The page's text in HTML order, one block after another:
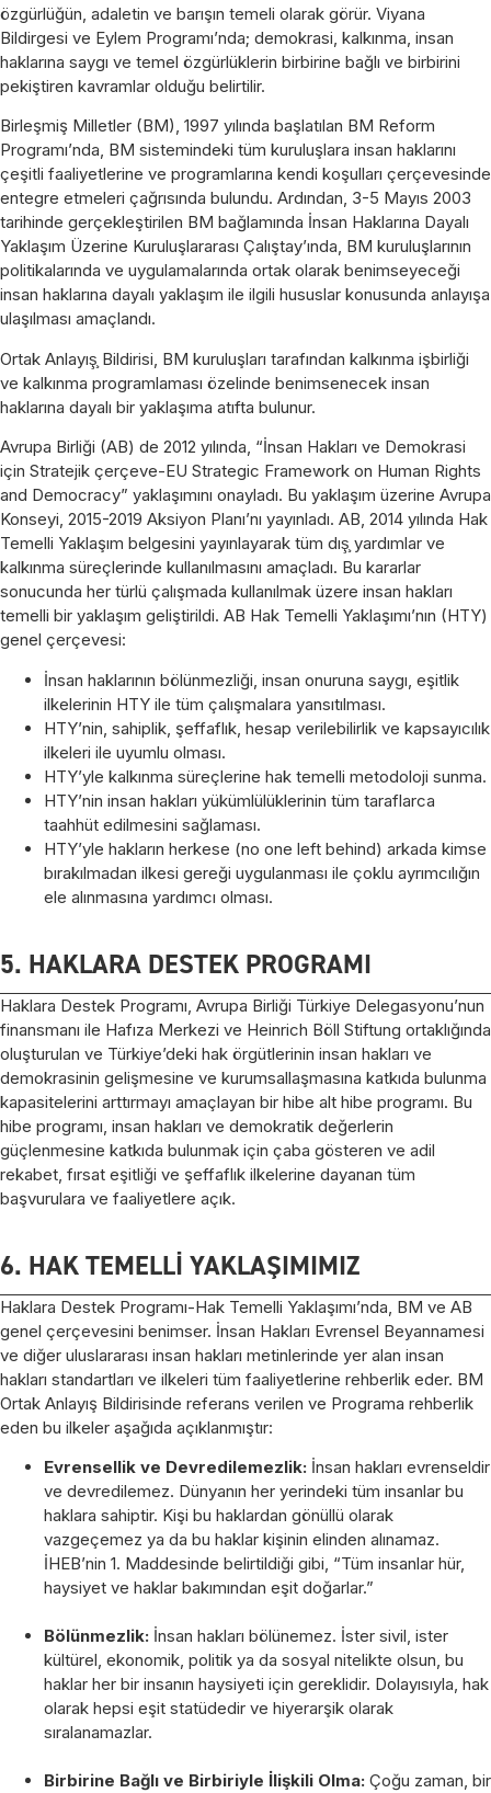
özgürlüğün, adaletin ve barışın temeli olarak görür. Viyana
Bildirgesi ve Eylem Programı’nda; demokrasi, kalkınma, insan
haklarına saygı ve temel özgürlüklerin birbirine bağlı ve birbirini
pekiştiren kavramlar olduğu belirtilir.
Birleşmiş Milletler (BM), 1997 yılında başlatılan BM Reform
Programı’nda, BM sistemindeki tüm kuruluşlara insan haklarını
çeşitli faaliyetlerine ve programlarına kendi koşulları çerçevesinde
entegre etmeleri çağrısında bulundu. Ardından, 3-5 Mayıs 2003
tarihinde gerçekleştirilen BM bağlamında İnsan Haklarına Dayalı
Yaklaşım Üzerine Kuruluşlararası Çalıştay’ında, BM kuruluşlarının
politikalarında ve uygulamalarında ortak olarak benimseyeceği
insan haklarına dayalı yaklaşım ile ilgili hususlar konusunda anlayışa
ulaşılması amaçlandı.
Ortak Anlayış̧ Bildirisi, BM kuruluşları tarafından kalkınma işbirliği
ve kalkınma programlaması özelinde benimsenecek insan
haklarına dayalı bir yaklaşıma atıfta bulunur.
Avrupa Birliği (AB) de 2012 yılında, “İnsan Hakları ve Demokrasi
için Stratejik çerçeve-EU Strategic Framework on Human Rights
and Democracy” yaklaşımını onayladı. Bu yaklaşım üzerine Avrupa
Konseyi, 2015-2019 Aksiyon Planı’nı yayınladı. AB, 2014 yılında Hak
Temelli Yaklaşım belgesini yayınlayarak tüm dış̧ yardımlar ve
kalkınma süreçlerinde kullanılmasını amaçladı. Bu kararlar
sonucunda her türlü çalışmada kullanılmak üzere insan hakları
temelli bir yaklaşım geliştirildi. AB Hak Temelli Yaklaşımı’nın (HTY)
genel çerçevesi:
İnsan haklarının bölünmezliği, insan onuruna saygı, eşitlik
ilkelerinin HTY ile tüm çalışmalara yansıtılması.
HTY’nin, sahiplik, şeffaflık, hesap verilebilirlik ve kapsayıcılık
ilkeleri ile uyumlu olması.
HTY’yle kalkınma süreçlerine hak temelli metodoloji sunma.
HTY’nin insan hakları yükümlülüklerinin tüm taraflarca
taahhüt edilmesini sağlaması.
HTY’yle hakların herkese (no one left behind) arkada kimse
bırakılmadan ilkesi gereği uygulanması ile çoklu ayrımcılığın
ele alınmasına yardımcı olması.
5. HAKLARA DESTEK PROGRAMI
Haklara Destek Programı, Avrupa Birliği Türkiye Delegasyonu’nun
finansmanı ile Hafıza Merkezi ve Heinrich Böll Stiftung ortaklığında
oluşturulan ve Türkiye’deki hak örgütlerinin insan hakları ve
demokrasinin gelişmesine ve kurumsallaşmasına katkıda bulunma
kapasitelerini arttırmayı amaçlayan bir hibe alt hibe programı. Bu
hibe programı, insan hakları ve demokratik değerlerin
güçlenmesine katkıda bulunmak için çaba gösteren ve adil
rekabet, fırsat eşitliği ve şeffaflık ilkelerine dayanan tüm
başvurulara ve faaliyetlere açık.
6. HAK TEMELLİ YAKLAŞIMIMIZ
Haklara Destek Programı-Hak Temelli Yaklaşımı’nda, BM ve AB
genel çerçevesini benimser. İnsan Hakları Evrensel Beyannamesi
ve diğer uluslararası insan hakları metinlerinde yer alan insan
hakları standartları ve ilkeleri tüm faaliyetlerine rehberlik eder. BM
Ortak Anlayış Bildirisinde referans verilen ve Programa rehberlik
eden bu ilkeler aşağıda açıklanmıştır:
Evrensellik ve Devredilemezlik: İnsan hakları evrenseldir
ve devredilemez. Dünyanın her yerindeki tüm insanlar bu
haklara sahiptir. Kişi bu haklardan gönüllü olarak
vazgeçemez ya da bu haklar kişinin elinden alınamaz.
İHEB’nin 1. Maddesinde belirtildiği gibi, “Tüm insanlar hür,
haysiyet ve haklar bakımından eşit doğarlar.”
Bölünmezlik: İnsan hakları bölünemez. İster sivil, ister
kültürel, ekonomik, politik ya da sosyal nitelikte olsun, bu
haklar her bir insanın haysiyeti için gereklidir. Dolayısıyla, hak
olarak hepsi eşit statüdedir ve hiyerarşik olarak
sıralanamazlar.
Birbirine Bağlı ve Birbiriyle İlişkili Olma: Çoğu zaman, bir